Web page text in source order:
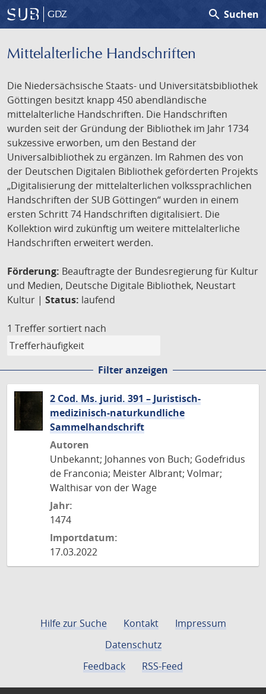
GDZ search Suchen
Mittelalterliche Handschriften
Die Niedersächsische Staats- und Universitätsbibliothek
Göttingen besitzt knapp 450 abendländische
mittelalterliche Handschriften. Die Handschriften
wurden seit der Gründung der Bibliothek im Jahr 1734
sukzessive erworben, um den Bestand der
Universalbibliothek zu ergänzen. Im Rahmen des von
der Deutschen Digitalen Bibliothek geförderten Projekts
„Digitalisierung der mittelalterlichen volkssprachlichen
Handschriften der SUB Göttingen“ wurden in einem
ersten Schritt 74 Handschriften digitalisiert. Die
Kollektion wird zukünftig um weitere mittelalterliche
Handschriften erweitert werden.
Förderung: Beauftragte der Bundesregierung für Kultur
und Medien, Deutsche Digitale Bibliothek, Neustart
Kultur | Status: laufend
1 Treffer sortiert nach
Filter anzeigen
2 Cod. Ms. jurid. 391 – Juristisch-
medizinisch-naturkundliche
Sammelhandschrift
Autoren
Unbekannt; Johannes von Buch; Godefridus
de Franconia; Meister Albrant; Volmar;
Walthisar von der Wage
Jahr:
1474
Importdatum:
17.03.2022
Hilfe zur Suche Kontakt
Impressum
Datenschutz
Feedback
RSS-Feed